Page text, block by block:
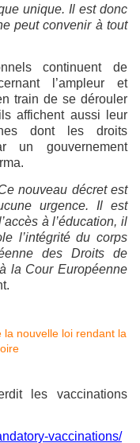
unique. Il est donc
peut convenir à tout
continuent de
l’ampleur et
train de se dérouler
affichent aussi leur
dont les droits
un gouvernement
nouveau décret est
urgence. Il est
à l’éducation, il
l’intégrité du corps
des Droits de
la Cour Européenne
les vaccinations
vaccinations/